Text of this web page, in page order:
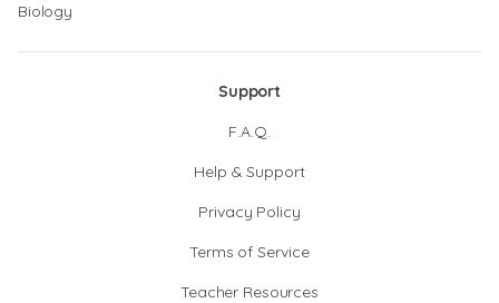
Biology
Support
F.A.Q.
Help & Support
Privacy Policy
Terms of Service
Teacher Resources